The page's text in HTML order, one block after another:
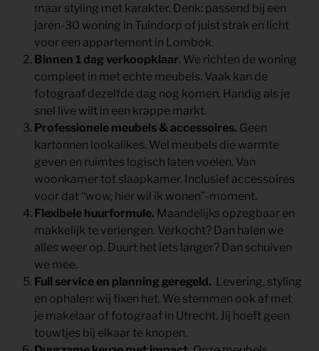
maar styling met karakter. Denk: passend bij een
jaren-30 woning in Tuindorp of juist strak en licht
voor een appartement in Lombok.
Binnen 1 dag verkoopklaar. We richten de woning
compleet in met echte meubels. Vaak kan de
fotograaf dezelfde dag nog komen. Handig als je
snel live wilt in een krappe markt.
Professionele meubels & accessoires. Geen
kartonnen lookalikes. Wel meubels die warmte
geven en ruimtes logisch laten voelen. Van
woonkamer tot slaapkamer. Inclusief accessoires
voor dat “wow, hier wil ik wonen”-moment.
Flexibele huurformule. Maandelijks opzegbaar en
makkelijk te verlengen. Verkocht? Dan halen we
alles weer op. Duurt het iets langer? Dan schuiven
we mee.
Full service en planning geregeld. Levering, styling
en ophalen: wij fixen het. We stemmen ook af met
je makelaar of fotograaf in Utrecht. Jij hoeft geen
touwtjes bij elkaar te knopen.